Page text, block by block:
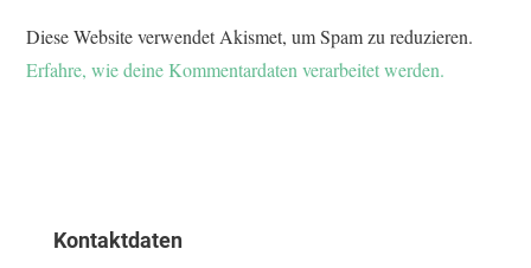
Diese Website verwendet Akismet, um Spam zu reduzieren.
Erfahre, wie deine Kommentardaten verarbeitet werden.
Kontaktdaten